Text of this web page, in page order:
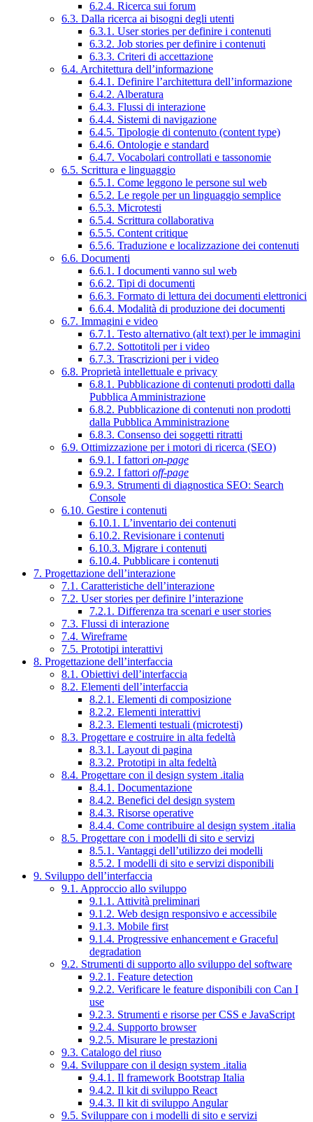
6.2.4. Ricerca sui forum
6.3. Dalla ricerca ai bisogni degli utenti
6.3.1. User stories per definire i contenuti
6.3.2. Job stories per definire i contenuti
6.3.3. Criteri di accettazione
6.4. Architettura dell’informazione
6.4.1. Definire l’architettura dell’informazione
6.4.2. Alberatura
6.4.3. Flussi di interazione
6.4.4. Sistemi di navigazione
6.4.5. Tipologie di contenuto (content type)
6.4.6. Ontologie e standard
6.4.7. Vocabolari controllati e tassonomie
6.5. Scrittura e linguaggio
6.5.1. Come leggono le persone sul web
6.5.2. Le regole per un linguaggio semplice
6.5.3. Microtesti
6.5.4. Scrittura collaborativa
6.5.5. Content critique
6.5.6. Traduzione e localizzazione dei contenuti
6.6. Documenti
6.6.1. I documenti vanno sul web
6.6.2. Tipi di documenti
6.6.3. Formato di lettura dei documenti elettronici
6.6.4. Modalità di produzione dei documenti
6.7. Immagini e video
6.7.1. Testo alternativo (alt text) per le immagini
6.7.2. Sottotitoli per i video
6.7.3. Trascrizioni per i video
6.8. Proprietà intellettuale e privacy
6.8.1. Pubblicazione di contenuti prodotti dalla
Pubblica Amministrazione
6.8.2. Pubblicazione di contenuti non prodotti
dalla Pubblica Amministrazione
6.8.3. Consenso dei soggetti ritratti
6.9. Ottimizzazione per i motori di ricerca (SEO)
6.9.1. I fattori on-page
6.9.2. I fattori off-page
6.9.3. Strumenti di diagnostica SEO: Search
Console
6.10. Gestire i contenuti
6.10.1. L’inventario dei contenuti
6.10.2. Revisionare i contenuti
6.10.3. Migrare i contenuti
6.10.4. Pubblicare i contenuti
7. Progettazione dell’interazione
7.1. Caratteristiche dell’interazione
7.2. User stories per definire l’interazione
7.2.1. Differenza tra scenari e user stories
7.3. Flussi di interazione
7.4. Wireframe
7.5. Prototipi interattivi
8. Progettazione dell’interfaccia
8.1. Obiettivi dell’interfaccia
8.2. Elementi dell’interfaccia
8.2.1. Elementi di composizione
8.2.2. Elementi interattivi
8.2.3. Elementi testuali (microtesti)
8.3. Progettare e costruire in alta fedeltà
8.3.1. Layout di pagina
8.3.2. Prototipi in alta fedeltà
8.4. Progettare con il design system .italia
8.4.1. Documentazione
8.4.2. Benefici del design system
8.4.3. Risorse operative
8.4.4. Come contribuire al design system .italia
8.5. Progettare con i modelli di sito e servizi
8.5.1. Vantaggi dell’utilizzo dei modelli
8.5.2. I modelli di sito e servizi disponibili
9. Sviluppo dell’interfaccia
9.1. Approccio allo sviluppo
9.1.1. Attività preliminari
9.1.2. Web design responsivo e accessibile
9.1.3. Mobile first
9.1.4. Progressive enhancement e Graceful
degradation
9.2. Strumenti di supporto allo sviluppo del software
9.2.1. Feature detection
9.2.2. Verificare le feature disponibili con Can I
use
9.2.3. Strumenti e risorse per CSS e JavaScript
9.2.4. Supporto browser
9.2.5. Misurare le prestazioni
9.3. Catalogo del riuso
9.4. Sviluppare con il design system .italia
9.4.1. Il framework Bootstrap Italia
9.4.2. Il kit di sviluppo React
9.4.3. Il kit di sviluppo Angular
9.5. Sviluppare con i modelli di sito e servizi